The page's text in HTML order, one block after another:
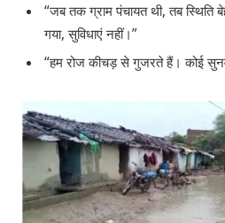
“जब तक ग्राम पंचायत थी, तब स्थिति
गया, सुविधाएं नहीं।”
“हम रोज कीचड़ से गुजरते हैं। कोई